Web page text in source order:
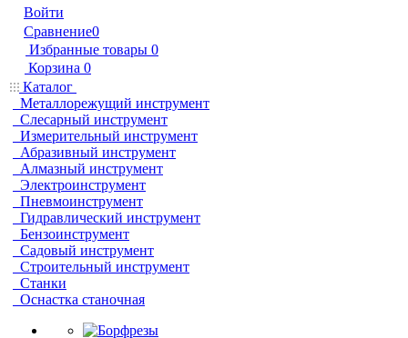
Войти
Сравнение0
Избранные товары 0
Корзина 0
Каталог
Металлорежущий инструмент
Слесарный инструмент
Измерительный инструмент
Абразивный инструмент
Алмазный инструмент
Электроинструмент
Пневмоинструмент
Гидравлический инструмент
Бензоинструмент
Садовый инструмент
Строительный инструмент
Станки
Оснастка станочная